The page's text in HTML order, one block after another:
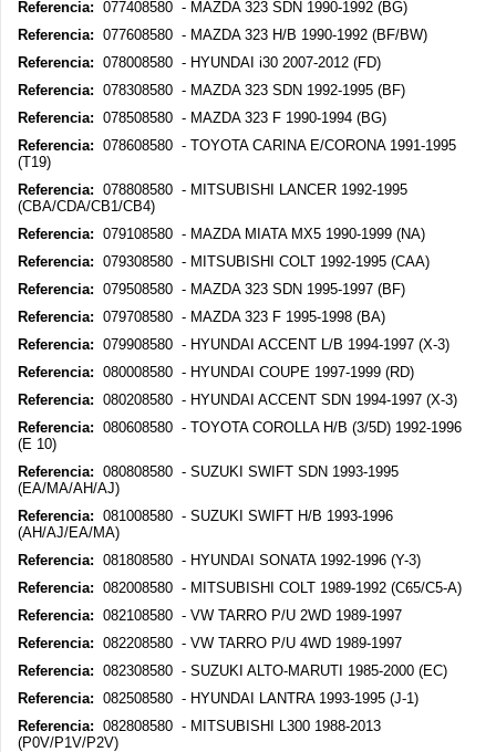
Referencia: 077408580 - MAZDA 323 SDN 1990-1992 (BG)
Referencia: 077608580 - MAZDA 323 H/B 1990-1992 (BF/BW)
Referencia: 078008580 - HYUNDAI i30 2007-2012 (FD)
Referencia: 078308580 - MAZDA 323 SDN 1992-1995 (BF)
Referencia: 078508580 - MAZDA 323 F 1990-1994 (BG)
Referencia: 078608580 - TOYOTA CARINA E/CORONA 1991-1995
(T19)
Referencia: 078808580 - MITSUBISHI LANCER 1992-1995
(CBA/CDA/CB1/CB4)
Referencia: 079108580 - MAZDA MIATA MX5 1990-1999 (NA)
Referencia: 079308580 - MITSUBISHI COLT 1992-1995 (CAA)
Referencia: 079508580 - MAZDA 323 SDN 1995-1997 (BF)
Referencia: 079708580 - MAZDA 323 F 1995-1998 (BA)
Referencia: 079908580 - HYUNDAI ACCENT L/B 1994-1997 (X-3)
Referencia: 080008580 - HYUNDAI COUPE 1997-1999 (RD)
Referencia: 080208580 - HYUNDAI ACCENT SDN 1994-1997 (X-3)
Referencia: 080608580 - TOYOTA COROLLA H/B (3/5D) 1992-1996
(E 10)
Referencia: 080808580 - SUZUKI SWIFT SDN 1993-1995
(EA/MA/AH/AJ)
Referencia: 081008580 - SUZUKI SWIFT H/B 1993-1996
(AH/AJ/EA/MA)
Referencia: 081808580 - HYUNDAI SONATA 1992-1996 (Y-3)
Referencia: 082008580 - MITSUBISHI COLT 1989-1992 (C65/C5-A)
Referencia: 082108580 - VW TARRO P/U 2WD 1989-1997
Referencia: 082208580 - VW TARRO P/U 4WD 1989-1997
Referencia: 082308580 - SUZUKI ALTO-MARUTI 1985-2000 (EC)
Referencia: 082508580 - HYUNDAI LANTRA 1993-1995 (J-1)
Referencia: 082808580 - MITSUBISHI L300 1988-2013
(P0V/P1V/P2V)